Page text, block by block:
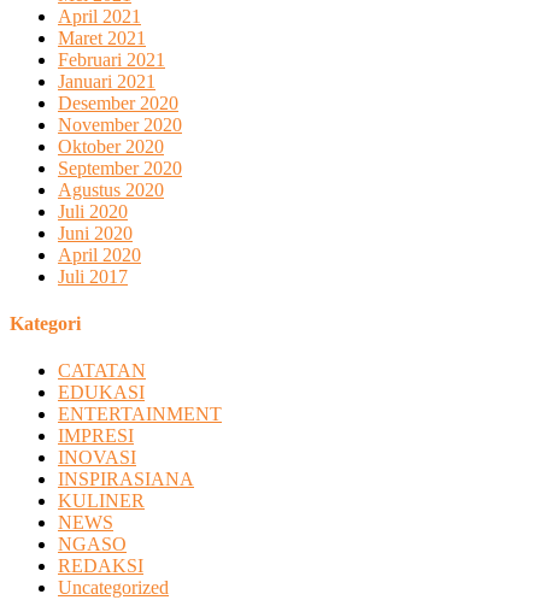
April 2021
Maret 2021
Februari 2021
Januari 2021
Desember 2020
November 2020
Oktober 2020
September 2020
Agustus 2020
Juli 2020
Juni 2020
April 2020
Juli 2017
Kategori
CATATAN
EDUKASI
ENTERTAINMENT
IMPRESI
INOVASI
INSPIRASIANA
KULINER
NEWS
NGASO
REDAKSI
Uncategorized